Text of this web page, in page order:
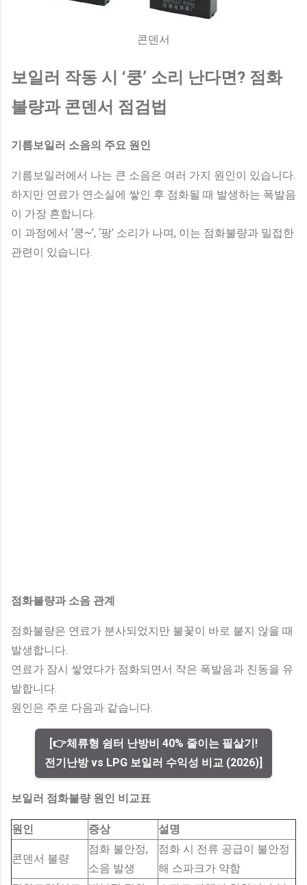
콘덴서
보일러 작동 시 ‘쿵’ 소리 난다면? 점화
불량과 콘덴서 점검법
기름보일러 소음의 주요 원인
기름보일러에서 나는 큰 소음은 여러 가지 원인이 있습니다.
하지만 연료가 연소실에 쌓인 후 점화될 때 발생하는 폭발음
이 가장 흔합니다.
이 과정에서 ‘쿵~’, ‘팡’ 소리가 나며, 이는 점화불량과 밀접한
관련이 있습니다.
점화불량과 소음 관계
점화불량은 연료가 분사되었지만 불꽃이 바로 붙지 않을 때
발생합니다.
연료가 잠시 쌓였다가 점화되면서 작은 폭발음과 진동을 유
발합니다.
원인은 주로 다음과 같습니다.
[👉체류형 쉼터 난방비 40% 줄이는 필살기!
전기난방 vs LPG 보일러 수익성 비교 (2026)]
보일러 점화불량 원인 비교표
원인 증상 설명
콘덴서 불량
점화 불안정,
소음 발생
점화 시 전류 공급이 불안정
해 스파크가 약함